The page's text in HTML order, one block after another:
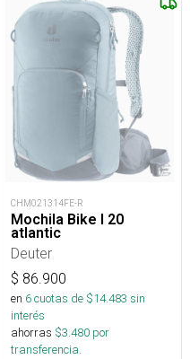
CHM021314FE-R
Mochila Bike I 20
atlantic
Deuter
$ 86.900
en 6cuotas de $14.483 sin
interés
ahorras $3.480 por
transferencia.